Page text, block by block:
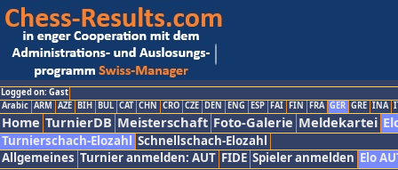
Logged on: Gast
Arabic ARM AZE BIH BUL CAT CHN CRO CZE DEN ENG ESP FAI FIN FRA GER GRE INA
Home TurnierDB Meisterschaft Foto-Galerie Meldekartei
Turnierschach-Elozahl Schnellschach-Elozahl
Allgemeines Turnier anmelden: AUT FIDE Spieler anmelden Elo